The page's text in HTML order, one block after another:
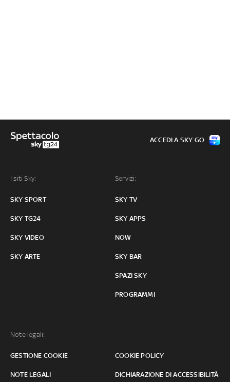
I siti Sky:
SKY SPORT
SKY TG24
SKY VIDEO
SKY ARTE
Servizi:
SKY TV
SKY APPS
NOW
SKY BAR
SPAZI SKY
PROGRAMMI
Note legali:
GESTIONE COOKIE COOKIE POLICY
NOTE LEGALI DICHIARAZIONE DI ACCESSIBILITÀ
ACCEDI A SKY GO